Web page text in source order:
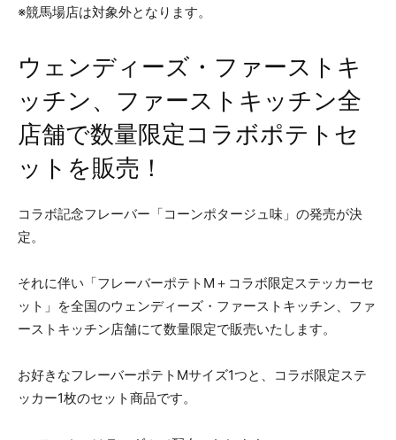
※競馬場店は対象外となります。
ウェンディーズ・ファーストキ
ッチン、ファーストキッチン全
店舗で数量限定コラボポテトセ
ットを販売！
コラボ記念フレーバー「コーンポタージュ味」の発売が決
定。
それに伴い「フレーバーポテトM＋コラボ限定ステッカーセ
ット」を全国のウェンディーズ・ファーストキッチン、ファ
ーストキッチン店舗にて数量限定で販売いたします。
お好きなフレーバーポテトMサイズ1つと、コラボ限定ステ
ッカー1枚のセット商品です。